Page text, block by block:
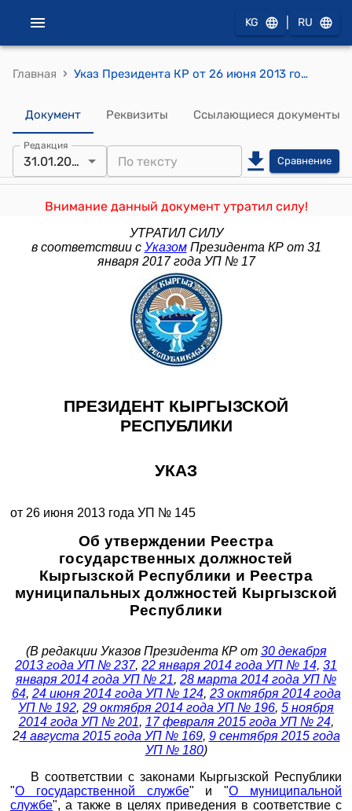
KG RU
Главная › Указ Президента КР от 26 июня 2013 года УП № 145 "Об утверждении Реестра государственных должностей Кыргызской Республики и Реестра муниципальных должностей Кыргызской Республики"
Документ Реквизиты Ссылающиеся документы
Редакция
31.01.2017 Сравнение
Внимание данный документ утратил силу!